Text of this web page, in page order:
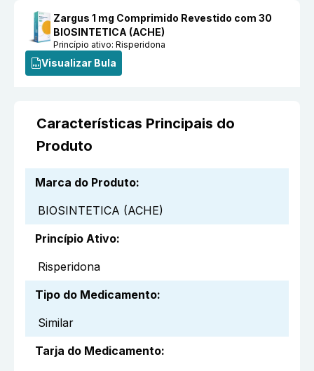
Zargus 1 mg Comprimido Revestido com 30
BIOSINTETICA (ACHE)
Princípio ativo:Risperidona
Visualizar Bula
Características Principais do
Produto
Marca do Produto:
BIOSINTETICA (ACHE)
Princípio Ativo:
Risperidona
Tipo do Medicamento:
Similar
Tarja do Medicamento: